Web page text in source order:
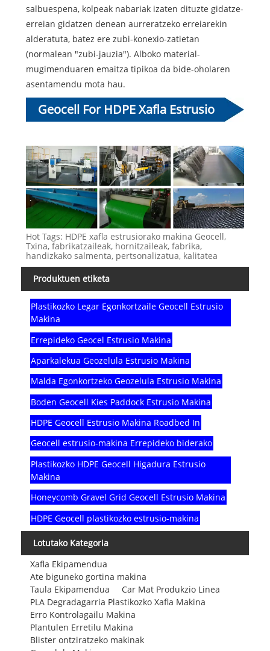
salbuespena, kolpeak nabariak izaten dituzte gidatze-
erreian gidatzen denean aurreratzeko erreiarekin
alderatuta, batez ere zubi-konexio-zatietan
(normalean "zubi-jauzia"). Alboko material-
mugimenduaren emaitza tipikoa da bide-oholaren
asentamendu mota hau.
Geocell For HDPE Xafla Estrusio
Hot Tags: HDPE xafla estrusiorako makina Geocell,
Txina, fabrikatzaileak, hornitzaileak, fabrika,
handizkako salmenta, pertsonalizatua, kalitatea
Produktuen etiketa
Plastikozko Legar Egonkortzaile Geocell Estrusio
Makina
Errepideko Geocel Estrusio Makina
Aparkalekua Geozelula Estrusio Makina
Malda Egonkortzeko Geozelula Estrusio Makina
Boden Geocell Kies Paddock Estrusio Makina
HDPE Geocell Estrusio Makina Roadbed In
Geocell estrusio-makina Errepideko biderako
Plastikozko HDPE Geocell Higadura Estrusio
Makina
Honeycomb Gravel Grid Geocell Estrusio Makina
HDPE Geocell plastikozko estrusio-makina
Lotutako Kategoria
Xafla Ekipamendua
Ate biguneko gortina makina
Taula Ekipamendua
Car Mat Produkzio Linea
PLA Degradagarria Plastikozko Xafla Makina
Erro Kontrolagailu Makina
Plantulen Erretilu Makina
Blister ontziratzeko makinak